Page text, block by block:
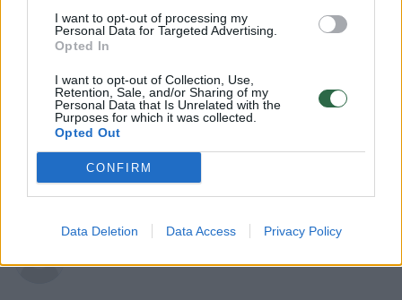
I want to opt-out of processing my
Personal Data for Targeted Advertising.
Opted In
I want to opt-out of Collection, Use,
Retention, Sale, and/or Sharing of my
Personal Data that Is Unrelated with the
Purposes for which it was collected.
Opted Out
CONFIRM
Data Deletion Data Access Privacy Policy
Čempionės sutiktos kaip didvyrės:
Vilniaus oro uoste – ąžuolo vainikai
ir trispalvės(1)
2026 m. rugpjūčio 4 d. 08:34